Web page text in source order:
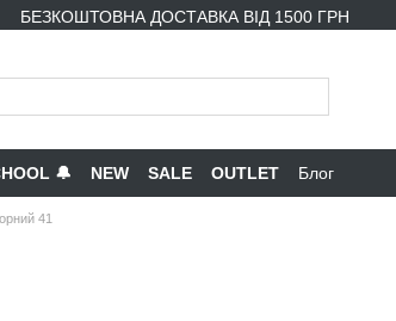
БЕЗКОШТОВНА ДОСТАВКА ВІД 1500 ГРН
🔔 NEW SALE OUTLET Блог
41